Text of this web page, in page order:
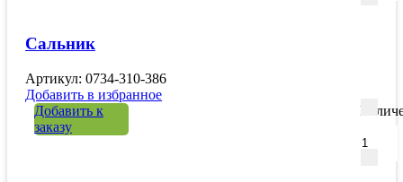
Сальник
Артикул: 0734-310-386
Добавить в избранное
Добавить к
заказу